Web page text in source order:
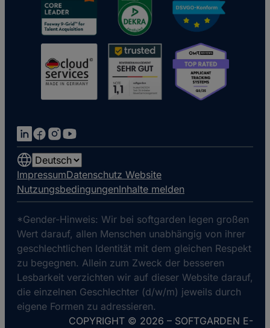
Choose
a
language
ImpressumDatenschutz Website
NutzungsbedingungenInhalte melden
*Gender-Hinweis: Wir bei softgarden legen großen
Wert darauf, allen Menschen unabhängig von ihrer
geschlechtlichen Identität mit dem gleichen Respekt
zu begegnen. Allein zum Zweck der besseren
Lesbarkeit verzichten wir auf dieser Website darauf,
die einzelnen Geschlechter (d/w/m) jeweils durch
eigene Formen zu adressieren.
COPYRIGHT © 2026 – SOFTGARDEN E-